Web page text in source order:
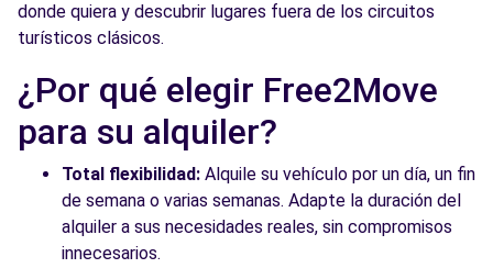
Ver agencia
Free2Move Rent - TALLERES J.R.A., S.L. -
Valencia (C)
7.5
FONTANARES, 33
Valencia, 46014
Ver agencia
donde quiera y descubrir lugares fuera de los circuitos
turísticos clásicos.
¿Por qué elegir Free2Move
para su alquiler?
Total flexibilidad: Alquile su vehículo por un día, un fin
de semana o varias semanas. Adapte la duración del
alquiler a sus necesidades reales, sin compromisos
innecesarios.